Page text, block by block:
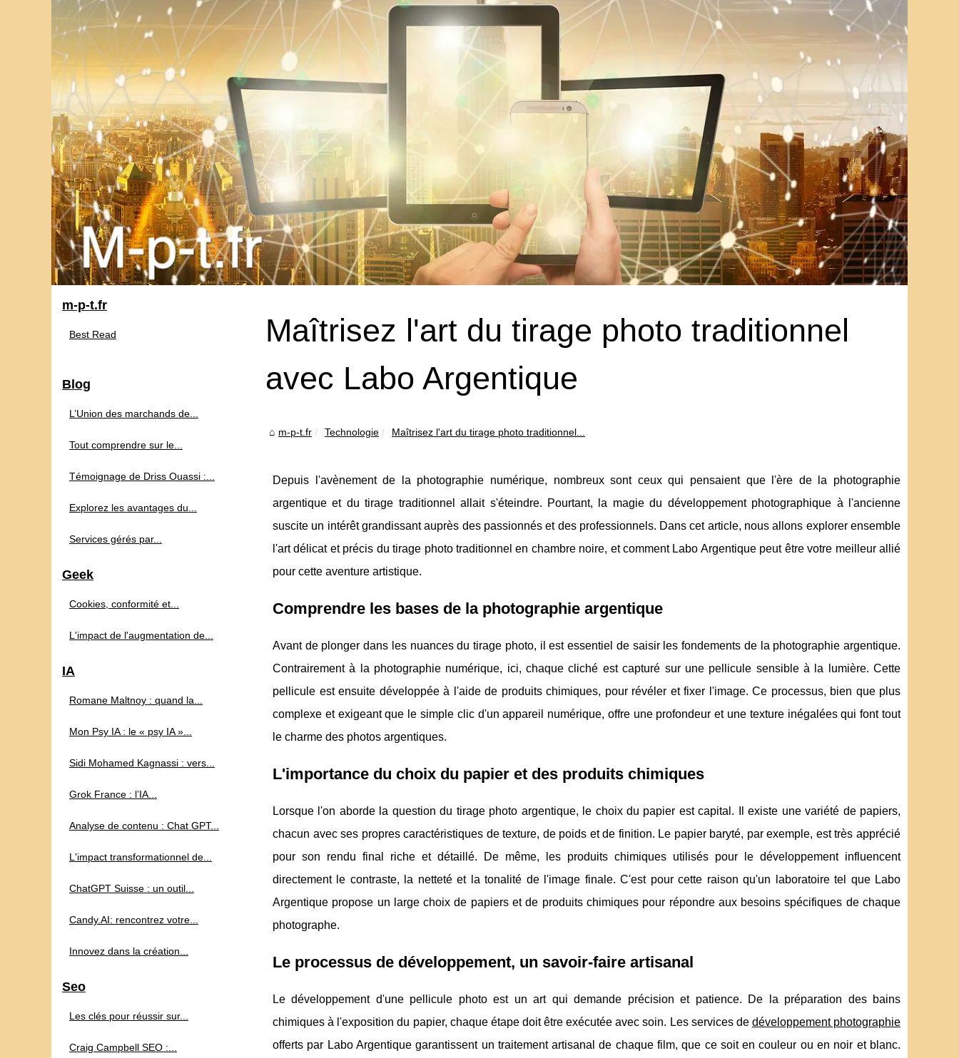
Maîtrisez l'art du tirage photo traditionnel
avec Labo Argentique
m-p-t.fr Technologie Maîtrisez l'art du tirage photo traditionnel...
Depuis l'avènement de la photographie numérique, nombreux sont ceux qui pensaient que l'ère de la photographie
argentique et du tirage traditionnel allait s'éteindre. Pourtant, la magie du développement photographique à l'ancienne
suscite un intérêt grandissant auprès des passionnés et des professionnels. Dans cet article, nous allons explorer ensemble
l'art délicat et précis du tirage photo traditionnel en chambre noire, et comment Labo Argentique peut être votre meilleur allié
pour cette aventure artistique.
Comprendre les bases de la photographie argentique
Avant de plonger dans les nuances du tirage photo, il est essentiel de saisir les fondements de la photographie argentique.
Contrairement à la photographie numérique, ici, chaque cliché est capturé sur une pellicule sensible à la lumière. Cette
pellicule est ensuite développée à l'aide de produits chimiques, pour révéler et fixer l'image. Ce processus, bien que plus
complexe et exigeant que le simple clic d'un appareil numérique, offre une profondeur et une texture inégalées qui font tout
le charme des photos argentiques.
L'importance du choix du papier et des produits chimiques
Lorsque l'on aborde la question du tirage photo argentique, le choix du papier est capital. Il existe une variété de papiers,
chacun avec ses propres caractéristiques de texture, de poids et de finition. Le papier baryté, par exemple, est très apprécié
pour son rendu final riche et détaillé. De même, les produits chimiques utilisés pour le développement influencent
directement le contraste, la netteté et la tonalité de l'image finale. C'est pour cette raison qu'un laboratoire tel que Labo
Argentique propose un large choix de papiers et de produits chimiques pour répondre aux besoins spécifiques de chaque
photographe.
Le processus de développement, un savoir-faire artisanal
Le développement d'une pellicule photo est un art qui demande précision et patience. De la préparation des bains
chimiques à l'exposition du papier, chaque étape doit être exécutée avec soin. Les services de développement photographie
offerts par Labo Argentique garantissent un traitement artisanal de chaque film, que ce soit en couleur ou en noir et blanc.
m-p-t.fr
Best Read
Blog
L’Union des marchands de...
Tout comprendre sur le...
Témoignage de Driss Ouassi :...
Explorez les avantages du...
Services gérés par...
Geek
Cookies, conformité et...
L'impact de l'augmentation de...
IA
Romane Maltnoy : quand la...
Mon Psy IA : le « psy IA »...
Sidi Mohamed Kagnassi : vers...
Grok France : l’IA...
Analyse de contenu : Chat GPT...
L'impact transformationnel de...
ChatGPT Suisse : un outil...
Candy.AI: rencontrez votre...
Innovez dans la création...
Seo
Les clés pour réussir sur...
Craig Campbell SEO :...